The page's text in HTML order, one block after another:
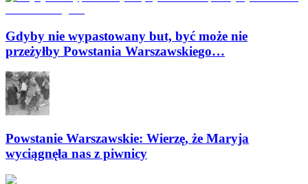
Gdyby nie wypastowany but, być może nie
przeżyłby Powstania Warszawskiego…
Powstanie Warszawskie: Wierzę, że Maryja
wyciągnęła nas z piwnicy